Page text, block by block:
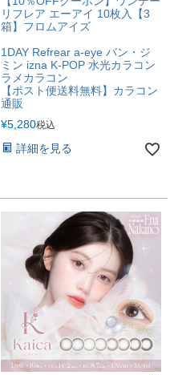
リフレア エーアイ 10枚入【3
箱】フロムアイズ
1DAY Refrear a-eye バン・ジ
ミン izna K-POP 水光カラコン
ラメカラコン
【ポスト便送料無料】カラコン
通販
¥5,280税込
詳細を見る